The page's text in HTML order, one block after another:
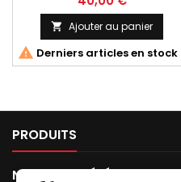
 Ajouter au panier
 Derniers articles en stock
PRODUITS
NOTRE SOCIÉTÉ